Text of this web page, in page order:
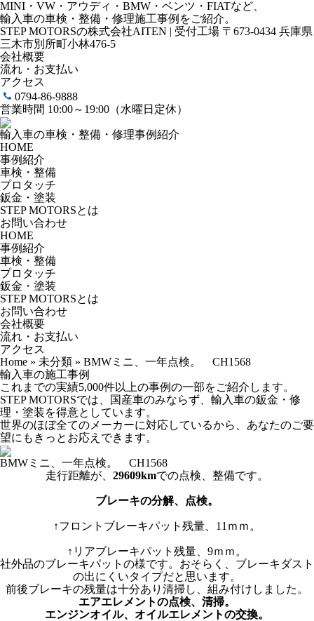
MINI・VW・アウディ・BMW・ベンツ・FIATなど、
輸入車の車検・整備・修理施工事例をご紹介。
STEP MOTORSの株式会社AITEN | 受付工場 〒673-0434 兵庫県
三木市別所町小林476-5
会社概要
流れ・お支払い
アクセス
0794-86-9888
営業時間 10:00～19:00（水曜日定休）
輸入車の車検・整備・修理事例紹介
HOME
事例紹介
車検・整備
プロタッチ
鈑金・塗装
STEP MOTORSとは
お問い合わせ
HOME
事例紹介
車検・整備
プロタッチ
鈑金・塗装
STEP MOTORSとは
お問い合わせ
会社概要
流れ・お支払い
アクセス
Home » 未分類 » BMWミニ、一年点検。 CH1568
輸入車の施工事例
これまでの実績5,000件以上の事例の一部をご紹介します。
STEP MOTORSでは、国産車のみならず、輸入車の鈑金・修
理・塗装を得意としています。
世界のほぼ全てのメーカーに対応しているから、あなたのご要
望にもきっとお応えできます。
BMWミニ、一年点検。 CH1568
走行距離が、 29609kmでの点検、整備です。
ブレーキの分解、点検。
↑フロントブレーキパット残量、11ｍｍ。
↑リアブレーキパット残量、9ｍｍ。
社外品のブレーキパットの様です。おそらく、ブレーキダスト
の出にくいタイプだと思います。
前後ブレーキの残量は十分あり清掃し、組み付けしました。
エアエレメントの点検、清掃。
エンジンオイル、オイルエレメントの交換。